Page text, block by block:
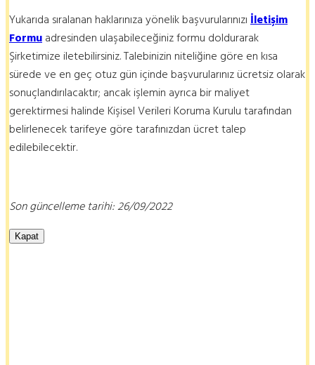
Yukarıda sıralanan haklarınıza yönelik başvurularınızıİletişim
Formuadresinden ulaşabileceğiniz formu doldurarak
Şirketimize iletebilirsiniz. Talebinizin niteliğine göre en kısa
sürede ve en geç otuz gün içinde başvurularınız ücretsiz olarak
sonuçlandırılacaktır; ancak işlemin ayrıca bir maliyet
gerektirmesi halinde Kişisel Verileri Koruma Kurulu tarafından
belirlenecek tarifeye göre tarafınızdan ücret talep
edilebilecektir.
Son güncelleme tarihi: 26/09/2022
Kapat